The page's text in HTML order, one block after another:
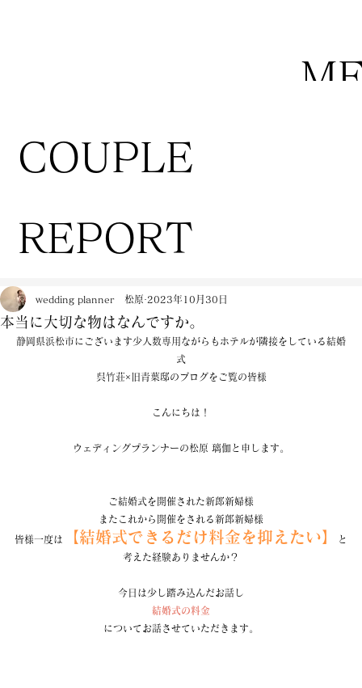
COUPLE
REPORT
本当に大切な物はなんですか。
wedding planner 松原 2023年10月30日
静岡県浜松市にございます少人数専用ながらもホテルが隣接をしている結婚
式
呉竹荘×旧青葉邸のブログをご覧の皆様
こんにちは！
ウェディングプランナーの松原 璃伽と申します。
ご結婚式を開催された新郎新婦様
またこれから開催をされる新郎新婦様
皆様一度は 【結婚式できるだけ料金を抑えたい】
と
考えた経験ありませんか？
今日は少し踏み込んだお話し
結婚式の料金
についてお話させていただきます。